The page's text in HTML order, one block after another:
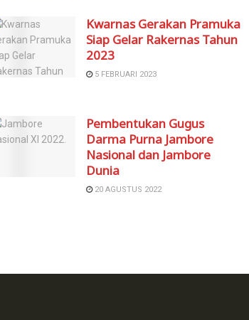
Kwarnas Gerakan Pramuka
Siap Gelar Rakernas Tahun
2023
5 FEBRUARI 2023
Pembentukan Gugus
Darma Purna Jambore
Nasional dan Jambore
Dunia
20 AGUSTUS 2022